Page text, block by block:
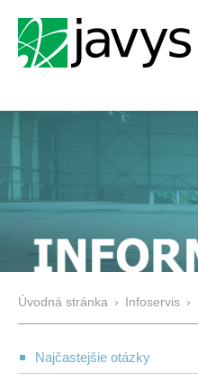
Úvodná stránka › Infoservis ›
Najčastejšie otázky